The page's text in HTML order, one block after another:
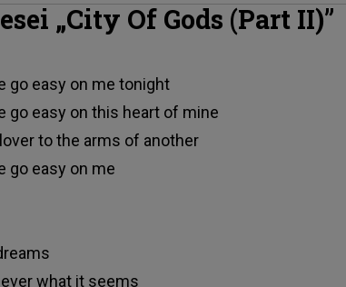
„City Of Gods (Part II)”
go easy on me tonight
go easy on this heart of mine
to the arms of another
go easy on me
what it seems